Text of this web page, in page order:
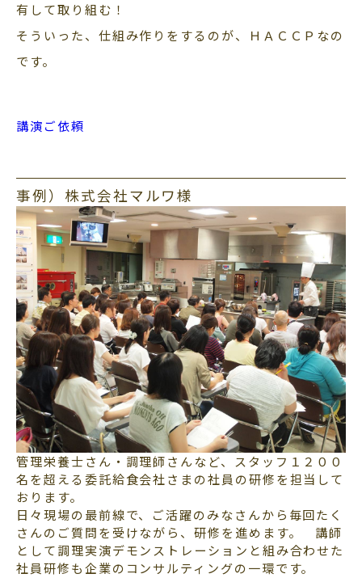
有して取り組む！
そういった、仕組み作りをするのが、ＨＡＣＣＰなの
です。
講演ご依頼
事例）株式会社マルワ様
管理栄養士さん・調理師さんなど、スタッフ１２００
名を超える委託給食会社さまの社員の研修を担当して
おります。
日々現場の最前線で、ご活躍のみなさんから毎回たく
さんのご質問を受けながら、研修を進めます。 講師
として調理実演デモンストレーションと組み合わせた
社員研修も企業のコンサルティングの一環です。